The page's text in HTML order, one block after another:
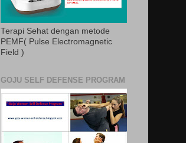
Terapi Sehat dengan metode
PEMF( Pulse Electromagnetic
Field )
GOJU SELF DEFENSE PROGRAM